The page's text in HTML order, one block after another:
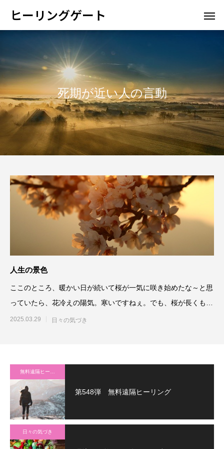
ヒーリングゲート
死期が近い人の言動
人生の景色
ここのところ、暖かい日が続いて桜が一気に咲き始めたな～と思
っていたら、花冷えの陽気。寒いですねぇ。でも、桜が長くもっ
てくれたら
2025.03.29 日々の気づき
第548弾 無料遠隔ヒーリング
日々の気づき